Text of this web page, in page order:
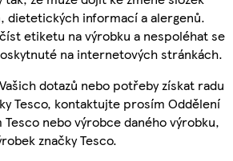
dietetických informací a alergenů.
etiketu na výrobku a nespoléhat se
na internetových stránkách.
dotazů nebo potřeby získat radu
Tesco, kontaktujte prosím Oddělení
Tesco nebo výrobce daného výrobku,
značky Tesco.